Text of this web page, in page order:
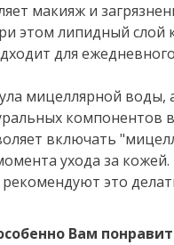
макияж и
этом липидный слой
для ежедневного
мицеллярной воды,
компонентов
включать
ухода за кожей.
это
Вам